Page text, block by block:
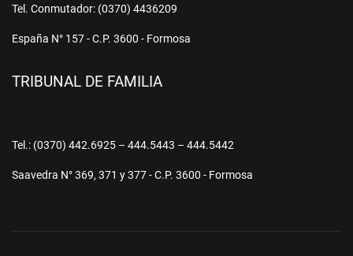
Tel. Conmutador: (0370) 4436209
España N° 157 - C.P. 3600 - Formosa
TRIBUNAL DE FAMILIA
Tel.: (0370) 442.6925 – 444.5443 – 444.5442
Saavedra N° 369, 371 y 377 - C.P. 3600 - Formosa